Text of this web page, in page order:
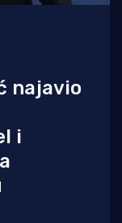
najavio
i